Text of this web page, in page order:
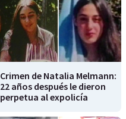
Crimen de Natalia Melmann:
22 años después le dieron
perpetua al expolicía